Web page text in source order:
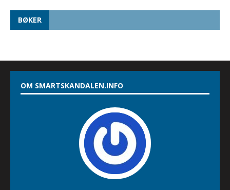
BØKER
OM SMARTSKANDALEN.INFO